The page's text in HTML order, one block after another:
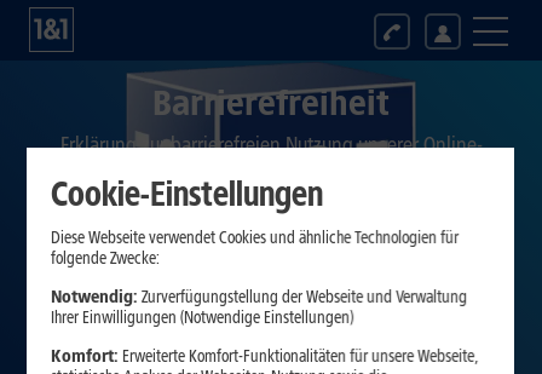
Barrierefreiheit
Erklärung zur barrierefreien Nutzung unserer Online-
Angebote
Cookie-Einstellungen
Diese Webseite verwendet Cookies und ähnliche Technologien für
folgende Zwecke:
Notwendig: Zurverfügungstellung der Webseite und Verwaltung
Ihrer Einwilligungen (Notwendige Einstellungen)
Komfort: Erweiterte Komfort-Funktionalitäten für unsere Webseite,